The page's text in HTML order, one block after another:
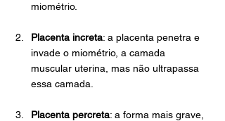
miométrio.
Placenta increta: a placenta penetra e
invade o miométrio, a camada
muscular uterina, mas não ultrapassa
essa camada.
Placenta percreta: a forma mais grave,